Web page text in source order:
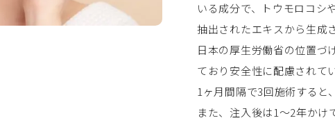
いる成分で、トウモロコシ
抽出されたエキスから生成
日本の厚生労働省の位置づ
ており安全性に配慮されて
1ヶ月間隔で3回施術すると
また、注入後は1〜2年か